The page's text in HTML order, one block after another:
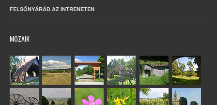
FELSŐNYÁRÁD AZ INTRENETEN
MOZAIK